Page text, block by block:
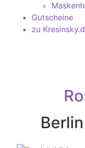
Gutscheine
zu